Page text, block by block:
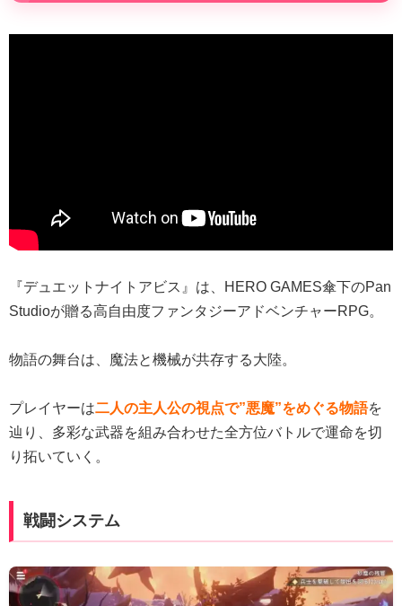
『デュエットナイトアビス』は、HERO GAMES傘下のPan
Studioが贈る高自由度ファンタジーアドベンチャーRPG。
物語の舞台は、魔法と機械が共存する大陸。
プレイヤーは二人の主人公の視点で”悪魔”をめぐる物語を
辿り、多彩な武器を組み合わせた全方位バトルで運命を切
り拓いていく。
戦闘システム